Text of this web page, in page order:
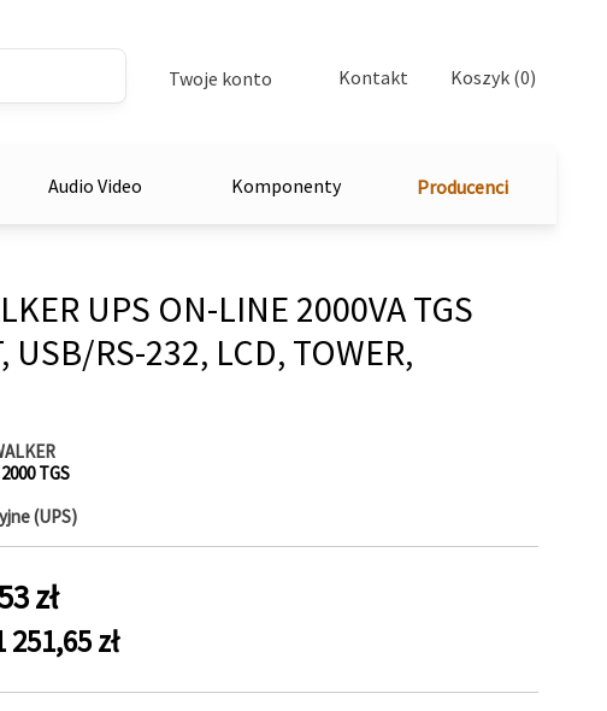
Twoje konto Kontakt Koszyk (0)
Audio Video Komponenty Producenci
UPS ON-LINE 2000VA TGS
USB/RS-232, LCD, TOWER,
TGS
(UPS)
zł
251,65 zł